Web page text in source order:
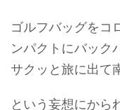
ゴルフバッグをコ
ンパクトにバック
サクッと旅に出て
という妄想にから